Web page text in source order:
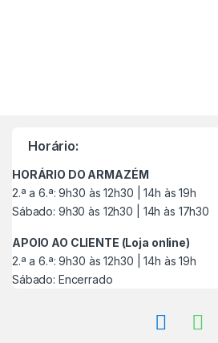
Horário:
HORÁRIO DO ARMAZÉM
2.ª a 6.ª: 9h30 às 12h30 | 14h às 19h
Sábado: 9h30 às 12h30 | 14h às 17h30
APOIO AO CLIENTE (Loja online)
2.ª a 6.ª: 9h30 às 12h30 | 14h às 19h
Sábado: Encerrado